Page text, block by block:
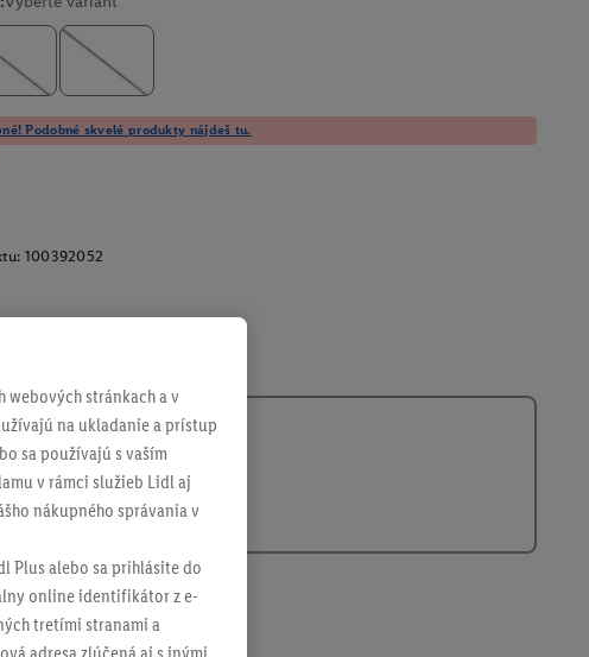
Podobné skvelé produkty nájdeš tu.
100392052
webových stránkach a v
na ukladanie a prístup
sa používajú s vaším
v rámci služieb Lidl aj
nákupného správania v
Plus alebo sa prihlásite do
online identifikátor z e-
tretími stranami a